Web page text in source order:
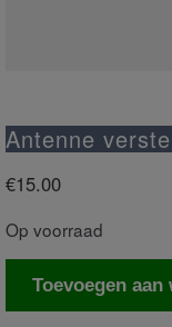
Antenne
€15.00
Op voorraad
Antenne
Toevoegen aan